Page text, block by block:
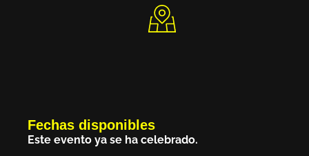
Fechas disponibles
Este evento ya se ha celebrado.